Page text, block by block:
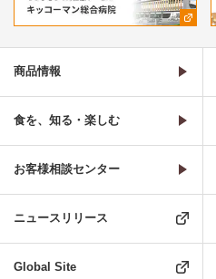
商品情報
食を、知る・楽しむ
お客様相談センター
ニュースリリース
Global Site